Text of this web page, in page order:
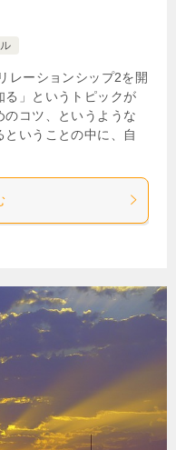
レーションシップ2を開
る」というトピックが
のコツ、というような
いうことの中に、自